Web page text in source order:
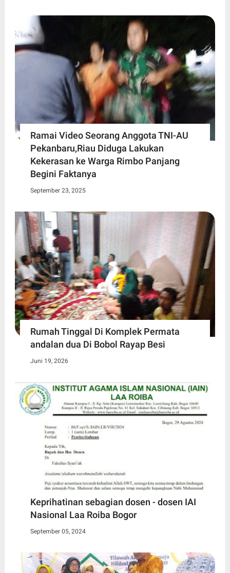
Ramai Video Seorang Anggota TNI-AU
Pekanbaru,Riau Diduga Lakukan
Kekerasan ke Warga Rimbo Panjang
Begini Faktanya
September 23, 2025
Rumah Tinggal Di Komplek Permata
andalan dua Di Bobol Rayap Besi
Juni 19, 2026
Keprihatinan sebagian dosen - dosen IAI
Nasional Laa Roiba Bogor
September 05, 2024